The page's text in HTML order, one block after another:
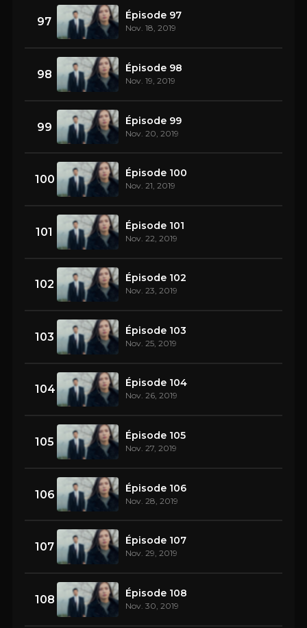
97 Épisode 97
Nov. 18, 2019
98 Épisode 98
Nov. 19, 2019
99 Épisode 99
Nov. 20, 2019
100 Épisode 100
Nov. 21, 2019
101 Épisode 101
Nov. 22, 2019
102 Épisode 102
Nov. 23, 2019
103 Épisode 103
Nov. 25, 2019
104 Épisode 104
Nov. 26, 2019
105 Épisode 105
Nov. 27, 2019
106 Épisode 106
Nov. 28, 2019
107 Épisode 107
Nov. 29, 2019
108 Épisode 108
Nov. 30, 2019